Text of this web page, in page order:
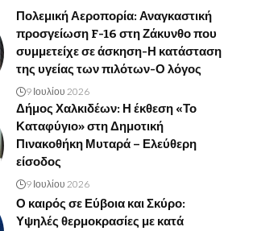
Πολεμική Αεροπορία: Αναγκαστική
προσγείωση F-16 στη Ζάκυνθο που
συμμετείχε σε άσκηση-Η κατάσταση
της υγείας των πιλότων-Ο λόγος
9 Ιουλίου 2026
Δήμος Χαλκιδέων: Η έκθεση «Το
Καταφύγιο» στη Δημοτική
Πινακοθήκη Μυταρά – Ελεύθερη
είσοδος
9 Ιουλίου 2026
Ο καιρός σε Εύβοια και Σκύρο:
Υψηλές θερμοκρασίες με κατά